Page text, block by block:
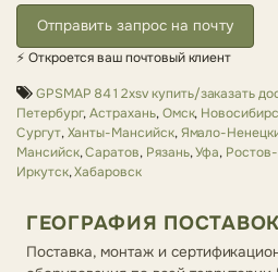
Отправить запрос на почту
⚡ Откроется ваш почтовый клиент
GPSMAP 8412xsv купить/заказать
Петербург,Астрахань,Омск,
Сургут,Ханты-Мансийск,Ямало-
Мансийск,Саратов, Рязань,Уфа,
Иркутск,Хабаровск
ГЕОГРАФИЯ
Поставка, монтаж и